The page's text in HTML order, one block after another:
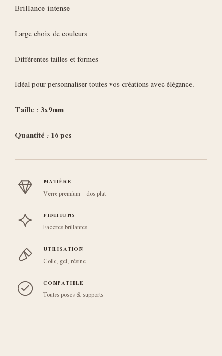
Brillance intense
Large choix de couleurs
Différentes tailles et formes
Idéal pour personnaliser toutes vos créations avec élégance.
Taille : 3x9mm
Quantité : 16 pcs
MATIÈRE
Verre premium – dos plat
FINITIONS
Facettes brillantes
UTILISATION
Colle, gel, résine
COMPATIBLE
Toutes poses & supports